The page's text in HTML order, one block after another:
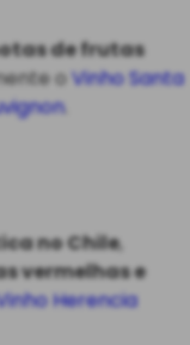
de frutas
oVinho Santa
.
no Chile,
vermelhas e
Herencia